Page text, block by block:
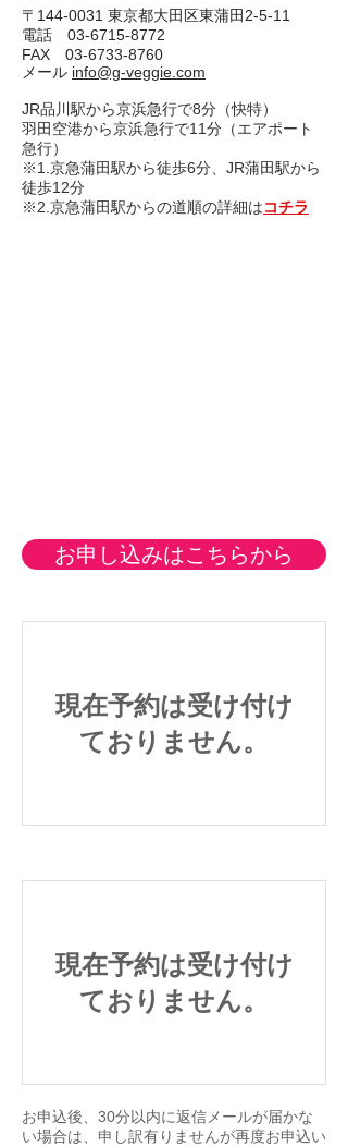
〒144-0031 東京都大田区東蒲田2-5-11
電話 03-6715-8772
FAX 03-6733-8760
​メール info@g-veggie.com
JR品川駅から京浜急行で8分（快特）
羽田空港から京浜急行で11分（エアポート
急行）
※1.京急蒲田駅から徒歩6分、JR蒲田駅から
徒歩12分
※2.京急蒲田駅からの道順の詳細はコチラ
お申し込みはこちらから
現在予約は受け付け
ておりません。
現在予約は受け付け
ておりません。
お申込後、30分以内に返信メールが届かな
い場合は、申し訳有りませんが再度お申込い